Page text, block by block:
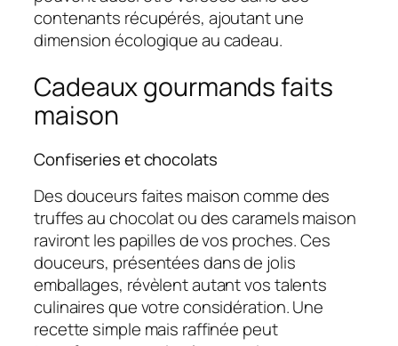
contenants récupérés, ajoutant une
dimension écologique au cadeau.
Cadeaux gourmands faits
maison
Confiseries et chocolats
Des douceurs faites maison comme des
truffes au chocolat ou des caramels maison
raviront les papilles de vos proches. Ces
douceurs, présentées dans de jolis
emballages, révèlent autant vos talents
culinaires que votre considération. Une
recette simple mais raffinée peut